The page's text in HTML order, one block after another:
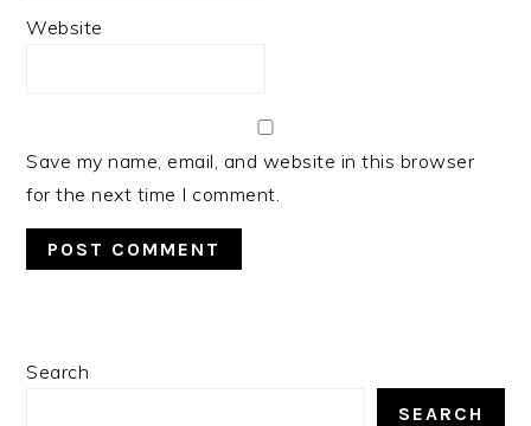
Website
Save my name, email, and website in this browser
for the next time I comment.
PRIMARY
Search
SEARCH